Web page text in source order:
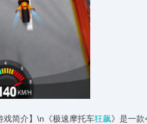
戏简介】\n《极速摩托车狂飙》是一